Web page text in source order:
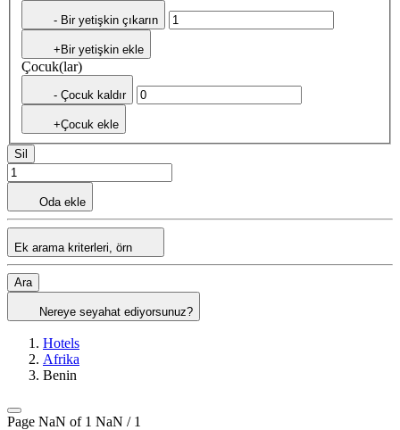
- Bir yetişkin çıkarın
+Bir yetişkin ekle
Çocuk(lar)
- Çocuk kaldır
+Çocuk ekle
Sil
Oda ekle
Ek arama kriterleri, örn
Ara
Nereye seyahat ediyorsunuz?
Hotels
Afrika
Benin
Page NaN of 1 NaN / 1